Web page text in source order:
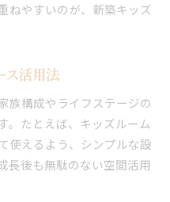
ねやすいのが、新築キッズ
ス活用法
族構成やライフステージの
。たとえば、キッズルーム
使えるよう、シンプルな設
長後も無駄のない空間活用